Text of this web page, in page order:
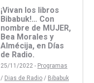
¡Vivan los libros
Bibabuk!… Con
nombre de MUJER,
Bea Morales y
Almécija, en Días
de Radio.
25/11/2022 - Programas
/ Dias de Radio / Bibabuk